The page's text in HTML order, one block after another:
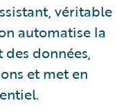
véritable
automatise la
données,
et met en